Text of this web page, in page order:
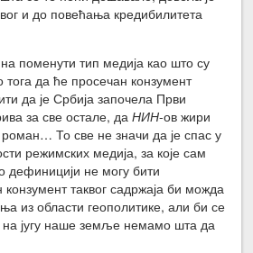
и до повећања кредибилитета
поменути тип медија као што су
тога да ће просечан конзумент
да је Србија започела Први
за све остале, даНИН-ов жири
То све не значи да је спас у
режимских медија, за које сам
дефиницији не могу бити
таквог садржаја би можда
из области геополитике, али би се
југу наше земље немамо шта да